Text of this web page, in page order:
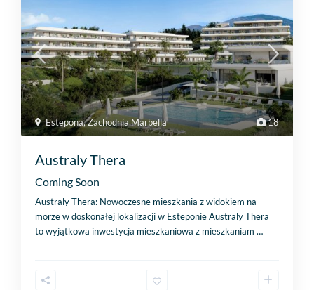
18
Estepona,Zachodnia Marbella
Australy Thera
Coming Soon
Australy Thera: Nowoczesne mieszkania z widokiem na
morze w doskonałej lokalizacji w Esteponie Australy Thera
to wyjątkowa inwestycja mieszkaniowa z mieszkaniam…